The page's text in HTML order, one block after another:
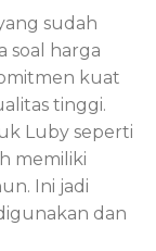
sudah
soal harga
kuat
tinggi.
Luby seperti
memiliki
Ini jadi
dan